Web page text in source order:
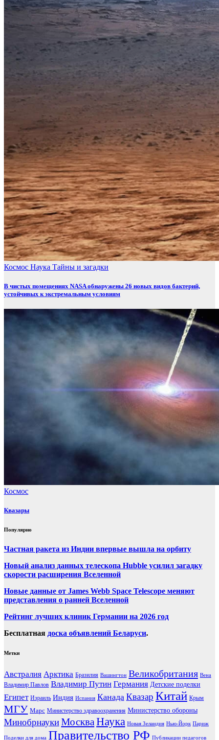
Космос Наука Тайны и загадки
В чистых помещениях NASA обнаружены 26 новых видов бактерий,
устойчивых к экстремальным условиям
Космос
Квазары
Популярно
Частная ракета из Индии впервые вышла на орбиту
Новый анализ данных телескопа Hubble усилил загадку
скорости расширения Вселенной
Новые данные от James Webb Space Telescope меняют
представления о ранней Вселенной
Рейтинг лучших клиник Германии на 2026 год
Бесплатная доска объявлений Беларуси.
Метки
Австралия Арктика Бразилия Вашингтон Великобритания Вена
Владимир Павлов Владимир Путин Германия Детские поделки
Египет Израиль Индия Испания Канада Квазар Китай Крым
МГУ Марс Министерство здравоохранения Министерство обороны
МинобрнаукиМоскваНаука Новая Зеландия Нью-Йорк Париж
Поделки для дома Правительство РФ Публикации педагогов